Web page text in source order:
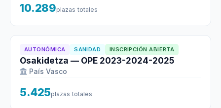
10.289plazas totales
AUTONÓMICA SANIDAD INSCRIPCIÓN ABIERTA
Osakidetza — OPE 2023-2024-2025
País Vasco
5.425plazas totales